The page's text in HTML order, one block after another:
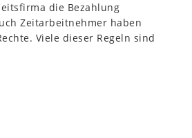
die Bezahlung
Zeitarbeitnehmer haben
Viele dieser Regeln sind